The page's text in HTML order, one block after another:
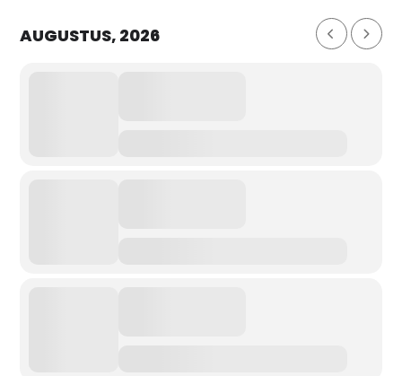
AUGUSTUS, 2026